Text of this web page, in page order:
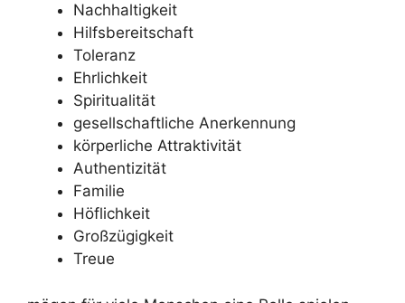
Nachhaltigkeit
Hilfsbereitschaft
Toleranz
Ehrlichkeit
Spiritualität
gesellschaftliche Anerkennung
körperliche Attraktivität
Authentizität
Familie
Höflichkeit
Großzügigkeit
Treue